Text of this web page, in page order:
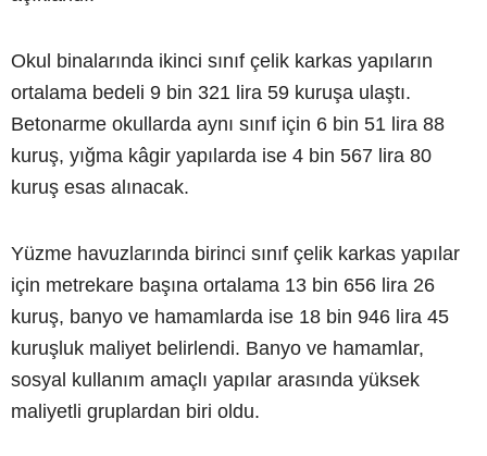
Okul binalarında ikinci sınıf çelik karkas yapıların
ortalama bedeli 9 bin 321 lira 59 kuruşa ulaştı.
Betonarme okullarda aynı sınıf için 6 bin 51 lira 88
kuruş, yığma kâgir yapılarda ise 4 bin 567 lira 80
kuruş esas alınacak.
Yüzme havuzlarında birinci sınıf çelik karkas yapılar
için metrekare başına ortalama 13 bin 656 lira 26
kuruş, banyo ve hamamlarda ise 18 bin 946 lira 45
kuruşluk maliyet belirlendi. Banyo ve hamamlar,
sosyal kullanım amaçlı yapılar arasında yüksek
maliyetli gruplardan biri oldu.